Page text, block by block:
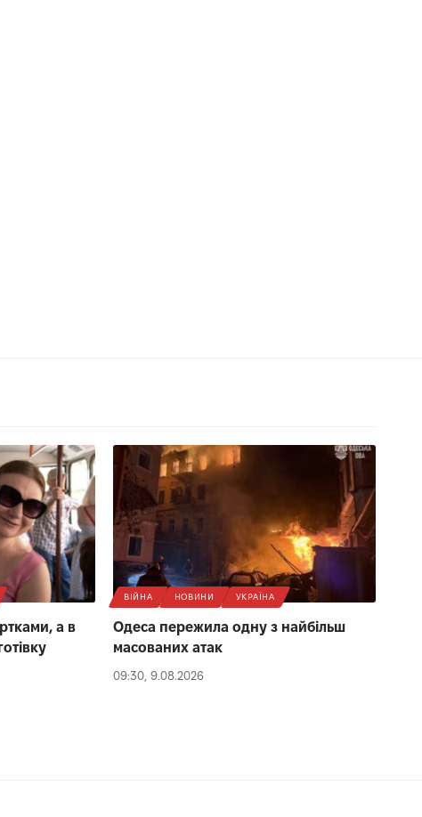
а в
ВІЙНА НОВИНИ УКРАЇНА
Одеса пережила одну з найбільш
масованих атак
09:30, 9.08.2026